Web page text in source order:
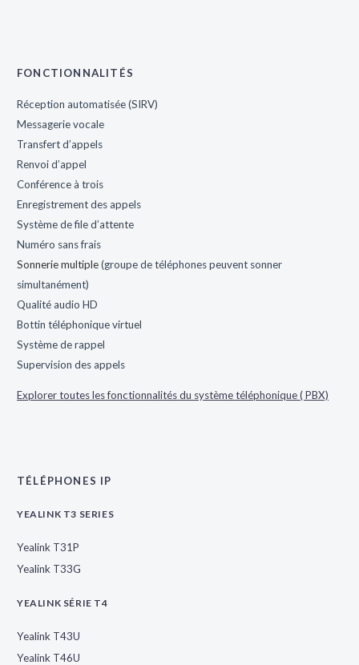
FONCTIONNALITÉS
Réception automatisée (SIRV)
Messagerie vocale
Transfert d’appels
Renvoi d’appel
Conférence à trois
Enregistrement des appels
Système de file d’attente
Numéro sans frais
Sonnerie multiple(groupe de téléphones peuvent sonner
simultanément)
Qualité audio HD
Bottin téléphonique virtuel
Système de rappel
Supervision des appels
Explorer toutes les fonctionnalités du système téléphonique ( PBX)
TÉLÉPHONES IP
YEALINK T3 SERIES
Yealink T31P
Yealink T33G
YEALINK SÉRIE T4
Yealink T43U
Yealink T46U